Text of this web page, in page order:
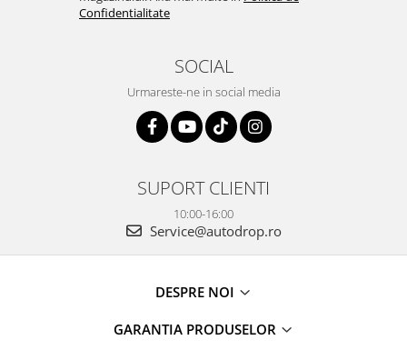
Confidentialitate
SOCIAL
Urmareste-ne in social media
SUPORT CLIENTI
10:00-16:00
Service@autodrop.ro
DESPRE NOI
GARANTIA PRODUSELOR